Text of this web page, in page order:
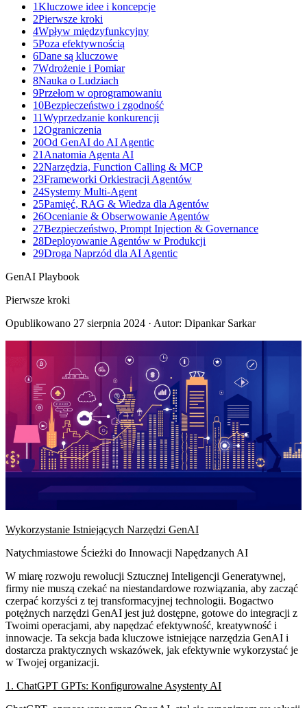
1Kluczowe idee i koncepcje
2Pierwsze kroki
4Wpływ międzyfunkcyjny
5Poza efektywnością
6Dane są kluczowe
7Wdrożenie i Pomiar
8Nauka o Ludziach
9Przełom w oprogramowaniu
10Bezpieczeństwo i zgodność
11Wyprzedzanie konkurencji
12Ograniczenia
20Od GenAI do AI Agentic
21 Anatomia Agenta AI
22Narzędzia, Function Calling & MCP
23Frameworki Orkiestracji Agentów
24Systemy Multi-Agent
25Pamięć, RAG & Wiedza dla Agentów
26Ocenianie & Obserwowanie Agentów
27Bezpieczeństwo, Prompt Injection & Governance
28Deployowanie Agentów w Produkcji
29Droga Naprzód dla AI Agentic
GenAI Playbook
Pierwsze kroki
Opublikowano 27 sierpnia 2024 · Autor: Dipankar Sarkar
Wykorzystanie Istniejących Narzędzi GenAI
Natychmiastowe Ścieżki do Innowacji Napędzanych AI
W miarę rozwoju rewolucji Sztucznej Inteligencji Generatywnej,
firmy nie muszą czekać na niestandardowe rozwiązania, aby zacząć
czerpać korzyści z tej transformacyjnej technologii. Bogactwo
potężnych narzędzi GenAI jest już dostępne, gotowe do integracji z
Twoimi operacjami, aby napędzać efektywność, kreatywność i
innowacje. Ta sekcja bada kluczowe istniejące narzędzia GenAI i
dostarcza praktycznych wskazówek, jak efektywnie wykorzystać je
w Twojej organizacji.
1. ChatGPT GPTs: Konfigurowalne Asystenty AI